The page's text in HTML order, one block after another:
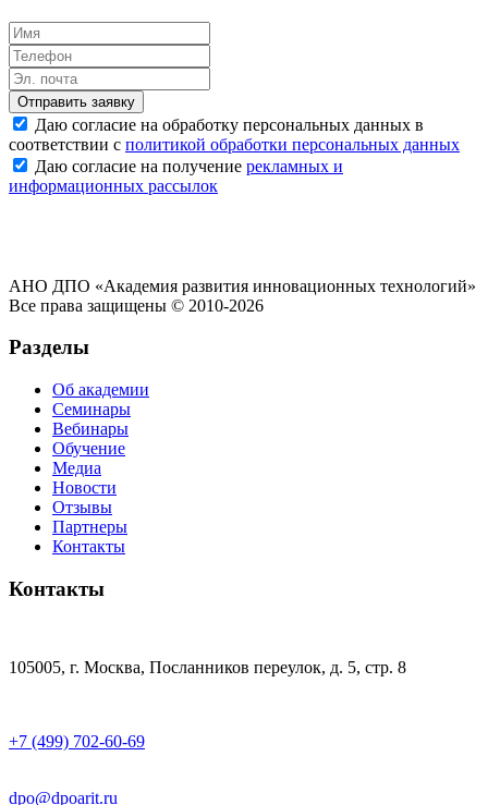
Отправить заявку
Даю согласие на обработку персональных данных в
соответствии с политикой обработки персональных данных
Даю согласие на получение рекламных и
информационных рассылок
АНО ДПО «Академия развития инновационных технологий»
Все права защищены © 2010-2026
Разделы
Об академии
Семинары
Вебинары
Обучение
Медиа
Новости
Отзывы
Партнеры
Контакты
Контакты
105005, г. Москва, Посланников переулок, д. 5, стр. 8
+7 (499) 702-60-69
dpo@dpoarit.ru